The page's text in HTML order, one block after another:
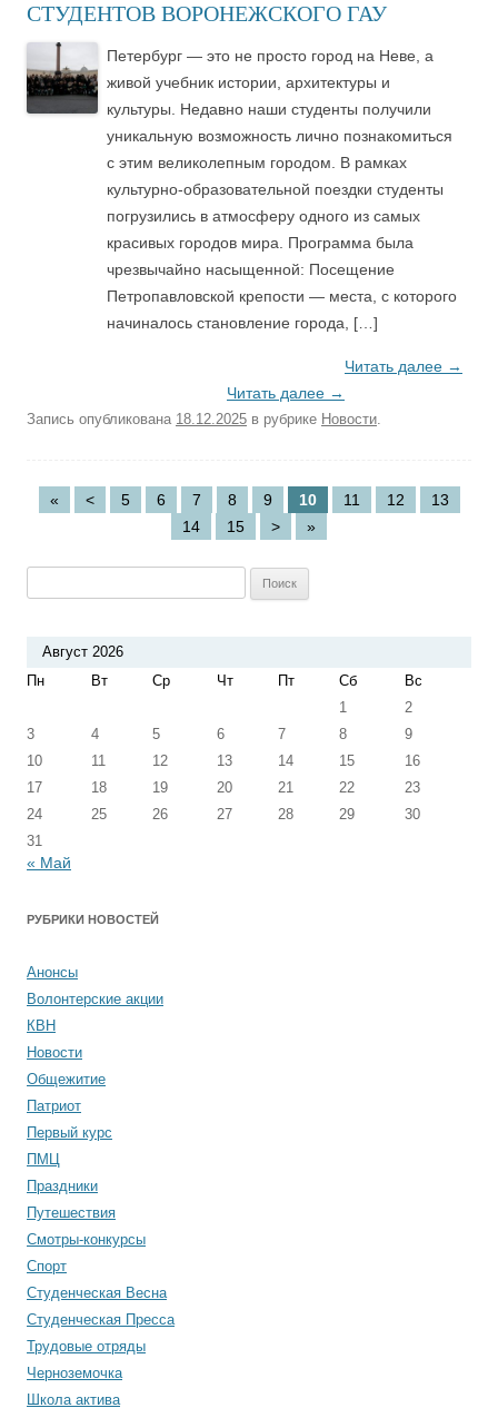
СТУДЕНТОВ ВОРОНЕЖСКОГО ГАУ
Петербург — это не просто город на Неве, а
живой учебник истории, архитектуры и
культуры. Недавно наши студенты получили
уникальную возможность лично познакомиться
с этим великолепным городом. В рамках
культурно-образовательной поездки студенты
погрузились в атмосферу одного из самых
красивых городов мира. Программа была
чрезвычайно насыщенной: Посещение
Петропавловской крепости — места, с которого
начиналось становление города, […]
Читать далее →
Читать далее →
Запись опубликована 18.12.2025 в рубрике Новости.
« < 5 6 7 8 9 10 11 12
13
14
15 > »
Август 2026
Пн
Вт Ср Чт Пт Сб
Вс
1
2
3
4 5 6 7 8
9
10
11 12 13 14 15
16
17
18 19 20 21 22
23
24
25 26 27 28 29
30
31
« Май
РУБРИКИ НОВОСТЕЙ
Анонсы
Волонтерские акции
КВН
Новости
Общежитие
Патриот
Первый курс
ПМЦ
Праздники
Путешествия
Смотры-конкурсы
Спорт
Студенческая Весна
Студенческая Пресса
Трудовые отряды
Черноземочка
Школа актива